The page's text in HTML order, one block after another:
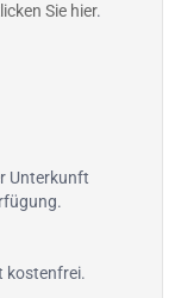
Sie hier.
Unterkunft
kostenfrei.